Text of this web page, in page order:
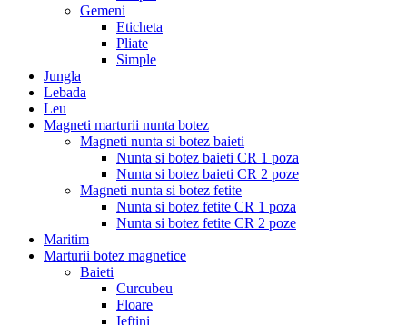
Gemeni
Eticheta
Pliate
Simple
Jungla
Lebada
Leu
Magneti marturii nunta botez
Magneti nunta si botez baieti
Nunta si botez baieti CR 1 poza
Nunta si botez baieti CR 2 poze
Magneti nunta si botez fetite
Nunta si botez fetite CR 1 poza
Nunta si botez fetite CR 2 poze
Maritim
Marturii botez magnetice
Baieti
Curcubeu
Floare
Ieftini